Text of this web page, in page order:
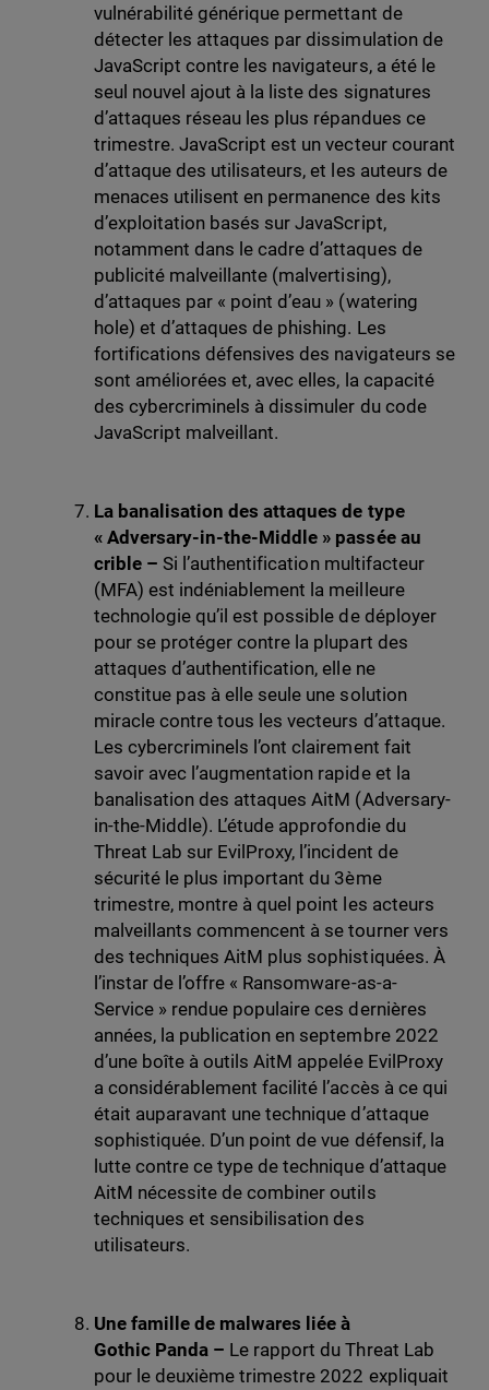
vulnérabilité générique permettant de
détecter les attaques par dissimulation de
JavaScript contre les navigateurs, a été le
seul nouvel ajout à la liste des signatures
d’attaques réseau les plus répandues ce
trimestre. JavaScript est un vecteur courant
d’attaque des utilisateurs, et les auteurs de
menaces utilisent en permanence des kits
d’exploitation basés sur JavaScript,
notamment dans le cadre d’attaques de
publicité malveillante (malvertising),
d’attaques par « point d’eau » (watering
hole) et d’attaques de phishing. Les
fortifications défensives des navigateurs se
sont améliorées et, avec elles, la capacité
des cybercriminels à dissimuler du code
JavaScript malveillant.
La banalisation des attaques de type
« Adversary-in-the-Middle » passée au
crible – Si l’authentification multifacteur
(MFA) est indéniablement la meilleure
technologie qu’il est possible de déployer
pour se protéger contre la plupart des
attaques d’authentification, elle ne
constitue pas à elle seule une solution
miracle contre tous les vecteurs d’attaque.
Les cybercriminels l’ont clairement fait
savoir avec l’augmentation rapide et la
banalisation des attaques AitM (Adversary-
in-the-Middle). L’étude approfondie du
Threat Lab sur EvilProxy, l’incident de
sécurité le plus important du 3ème
trimestre, montre à quel point les acteurs
malveillants commencent à se tourner vers
des techniques AitM plus sophistiquées. À
l’instar de l’offre « Ransomware-as-a-
Service » rendue populaire ces dernières
années, la publication en septembre 2022
d’une boîte à outils AitM appelée EvilProxy
a considérablement facilité l’accès à ce qui
était auparavant une technique d’attaque
sophistiquée. D’un point de vue défensif, la
lutte contre ce type de technique d’attaque
AitM nécessite de combiner outils
techniques et sensibilisation des
utilisateurs.
Une famille de malwares liée à
Gothic Panda – Le rapport du Threat Lab
pour le deuxième trimestre 2022 expliquait